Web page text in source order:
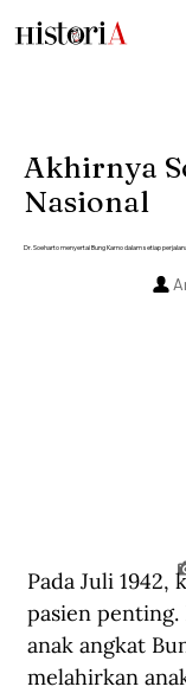
Akhirnya
Nasional
Dr. Soeharto menyertai Bung Karno dalam setiap
Pada Juli
pasien penting.
anak angkat
melahirkan